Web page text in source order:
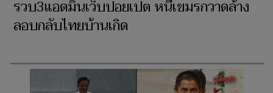
รวบ3แอดมินเว็บปอยเปต หนีเขมรกวาดล้าง
ลอบกลับไทยบ้านเกิด